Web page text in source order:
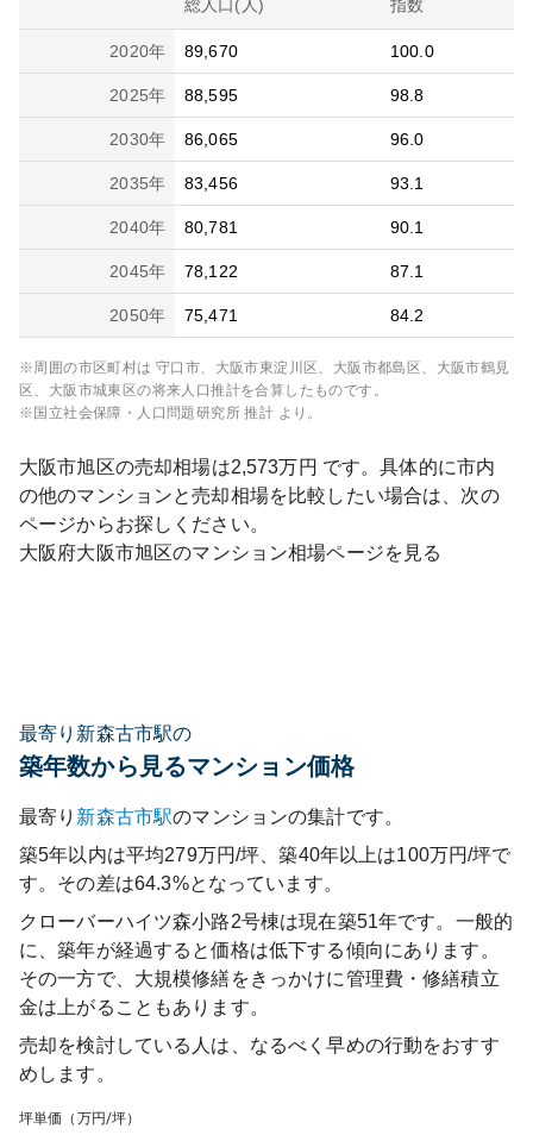
総人口(人) 指数
2020年 89,670 100.0
2025年 88,595 98.8
2030年 86,065 96.0
2035年 83,456 93.1
2040年 80,781 90.1
2045年 78,122 87.1
2050年 75,471 84.2
※周囲の市区町村は 守口市、大阪市東淀川区、大阪市都島区、大阪市鶴見
区、大阪市城東区の将来人口推計を合算したものです。
※国立社会保障・人口問題研究所 推計 より。
大阪市旭区の売却相場は2,573万円 です。具体的に市内
の他のマンションと売却相場を比較したい場合は、次の
ページからお探しください。
大阪府大阪市旭区のマンション相場ページを見る
最寄り新森古市駅の
築年数から見るマンション価格
最寄り 新森古市駅のマンションの集計です。
築5年以内は平均279万円/坪、築40年以上は100万円/坪で
す。その差は64.3%となっています。
クローバーハイツ森小路2号棟は現在築51年です。一般的
に、築年が経過すると価格は低下する傾向にあります。
その一方で、大規模修繕をきっかけに管理費・修繕積立
金は上がることもあります。
売却を検討している人は、なるべく早めの行動をおすす
めします。
坪単価（万円/坪）